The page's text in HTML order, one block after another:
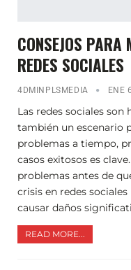
CONSEJOS PARA
REDES SOCIALES
4DMINPLSMEDIA ENE
Las redes sociales
también un escenario
problemas a tiempo,
casos exitosos es
problemas antes de
crisis en redes
causar daños
READ MORE...